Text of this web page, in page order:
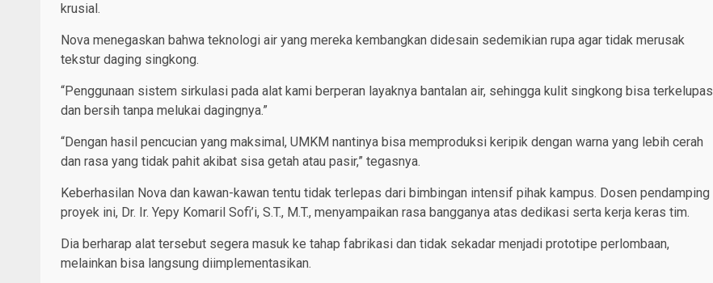
krusial.
Nova menegaskan bahwa teknologi air yang mereka kembangkan didesain sedemikian rupa agar tidak merusak
tekstur daging singkong.
“Penggunaan sistem sirkulasi pada alat kami berperan layaknya bantalan air, sehingga kulit singkong bisa terkelupas
dan bersih tanpa melukai dagingnya.”
“Dengan hasil pencucian yang maksimal, UMKM nantinya bisa memproduksi keripik dengan warna yang lebih cerah
dan rasa yang tidak pahit akibat sisa getah atau pasir,” tegasnya.
Keberhasilan Nova dan kawan-kawan tentu tidak terlepas dari bimbingan intensif pihak kampus. Dosen pendamping
proyek ini, Dr. Ir. Yepy Komaril Sofi’i, S.T., M.T., menyampaikan rasa bangganya atas dedikasi serta kerja keras tim.
Dia berharap alat tersebut segera masuk ke tahap fabrikasi dan tidak sekadar menjadi prototipe perlombaan,
melainkan bisa langsung diimplementasikan.